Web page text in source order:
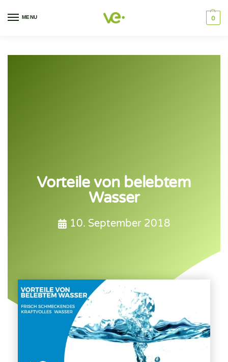
MENU 0
Vorteile von belebtem
Wasser
10. September 2018